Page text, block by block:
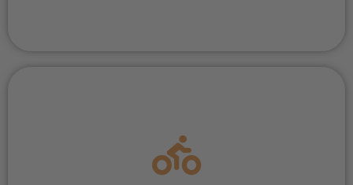
Mountainbike, Rennrad oder E-Bike – wir
bieten smartes Fahrradleasing über